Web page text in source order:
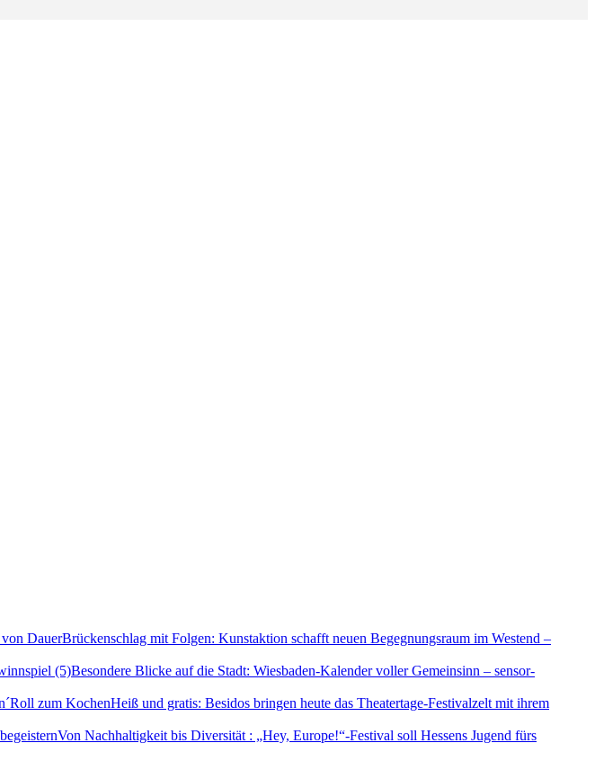
Brückenschlag mit Folgen: Kunstaktion schafft neuen Begegnungsraum im Westend –
Besondere Blicke auf die Stadt: Wiesbaden-Kalender voller Gemeinsinn – sensor-
Heiß und gratis: Besidos bringen heute das Theatertage-Festivalzelt mit ihrem
Von Nachhaltigkeit bis Diversität : „Hey, Europe!“-Festival soll Hessens Jugend fürs